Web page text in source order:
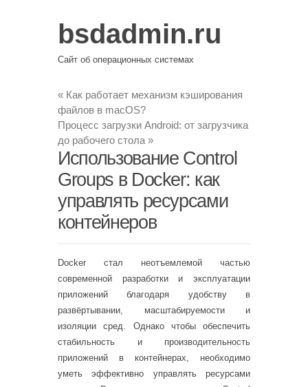
bsdadmin.ru
Сайт об операционных системах
« Как работает механизм кэширования
файлов в macOS?
Процесс загрузки Android: от загрузчика
до рабочего стола »
Использование Control
Groups в Docker: как
управлять ресурсами
контейнеров
Docker стал неотъемлемой частью
современной разработки и эксплуатации
приложений благодаря удобству в
развёртывании, масштабируемости и
изоляции сред. Однако чтобы обеспечить
стабильность и производительность
приложений в контейнерах, необходимо
уметь эффективно управлять ресурсами